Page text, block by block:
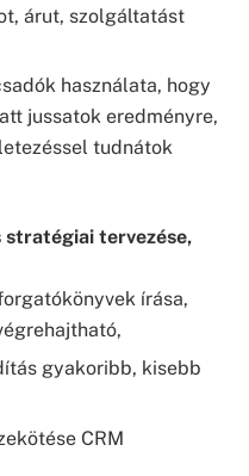
árut, szolgáltatást
használata, hogy
jussatok eredményre,
tudnátok
tervezése,
írása,
gyakoribb, kisebb
CRM